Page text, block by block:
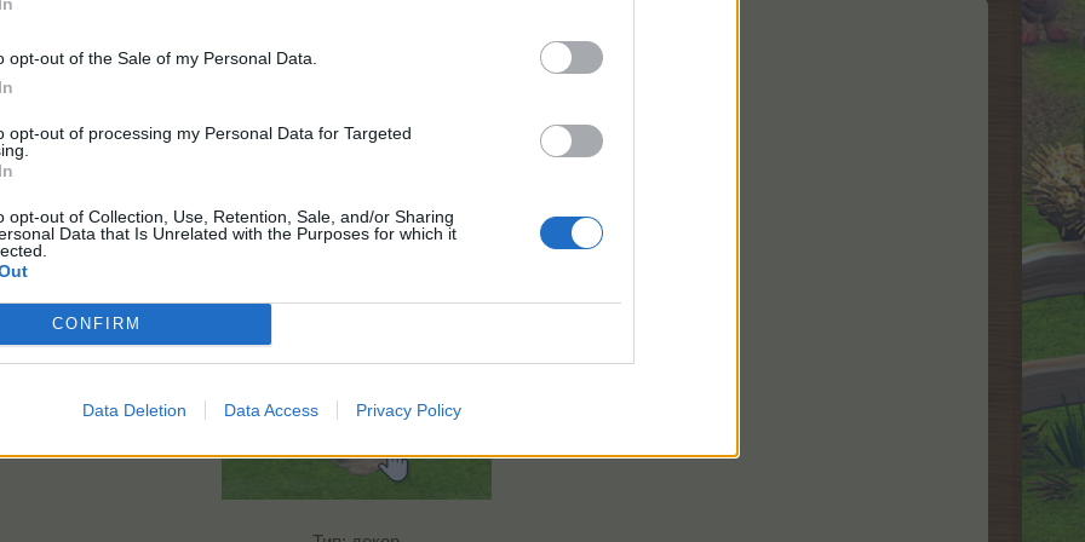
opt-out of the Sale of my Personal Data.
opt-out of processing my Personal Data for Targeted
opt-out of Collection, Use, Retention, Sale, and/or Sharing
Data that Is Unrelated with the Purposes for which it
CONFIRM
Data Deletion Data Access Privacy Policy
Галактическая тряска
(предмет из коллекции машинок)